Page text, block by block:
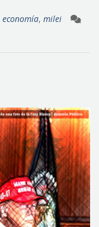
economía, milei